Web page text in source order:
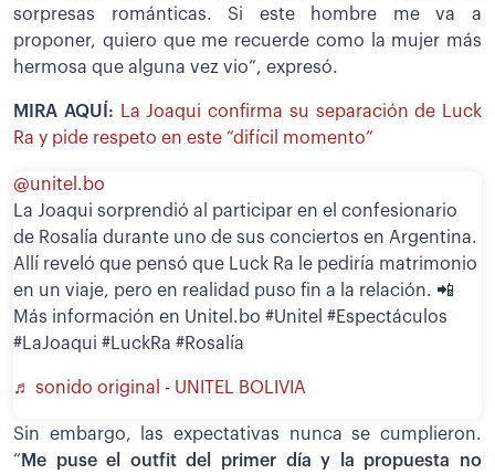
sorpresas románticas. Si este hombre me va a
proponer, quiero que me recuerde como la mujer más
hermosa que alguna vez vio”, expresó.
MIRA AQUÍ: La Joaqui confirma su separación de Luck
Ra y pide respeto en este “difícil momento”
@unitel.bo
La Joaqui sorprendió al participar en el confesionario
de Rosalía durante uno de sus conciertos en Argentina.
Allí reveló que pensó que Luck Ra le pediría matrimonio
en un viaje, pero en realidad puso fin a la relación. 📲
Más información en Unitel.bo #Unitel #Espectáculos
#LaJoaqui #LuckRa #Rosalía
♬ sonido original - UNITEL BOLIVIA
Sin embargo, las expectativas nunca se cumplieron.
“ Me puse el outfit del primer día y la propuesta no